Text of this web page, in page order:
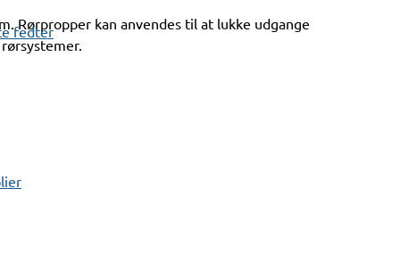
fedter
Rørpropper kan anvendes til at lukke udgange